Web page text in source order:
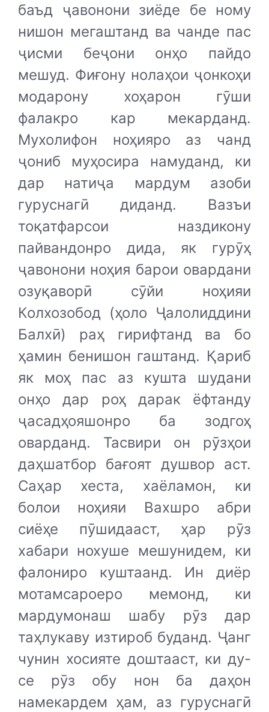
баъд ҷавонони зиёде бе ному
нишон мегаштанд ва чанде пас
ҷисми беҷони онҳо пайдо
мешуд. Фиғону нолаҳои ҷонкоҳи
модарону хоҳарон гӯши
фалакро кар мекарданд.
Мухолифон ноҳияро аз чанд
ҷониб муҳосира намуданд, ки
дар натиҷа мардум азоби
гуруснагӣ диданд. Вазъи
тоқатфарсои наздикону
пайвандонро дида, як гурӯҳ
ҷавонони ноҳия барои овардани
озуқаворӣ сӯйи ноҳияи
Колхозобод (ҳоло Ҷалолиддини
Балхӣ) раҳ гирифтанд ва бо
ҳамин бенишон гаштанд. Қариб
як моҳ пас аз кушта шудани
онҳо дар роҳ дарак ёфтанду
ҷасадҳояшонро ба зодгоҳ
оварданд. Тасвири он рӯзҳои
даҳшатбор бағоят душвор аст.
Саҳар хеста, хаёламон, ки
болои ноҳияи Вахшро абри
сиёҳе пӯшидааст, ҳар рӯз
хабари нохуше мешунидем, ки
фалониро куштаанд. Ин диёр
мотамсароеро мемонд, ки
мардумонаш шабу рӯз дар
таҳлукаву изтироб буданд. Ҷанг
чунин хосияте доштааст, ки ду-
се рӯз обу нон ба даҳон
намекардем ҳам, аз гуруснагӣ